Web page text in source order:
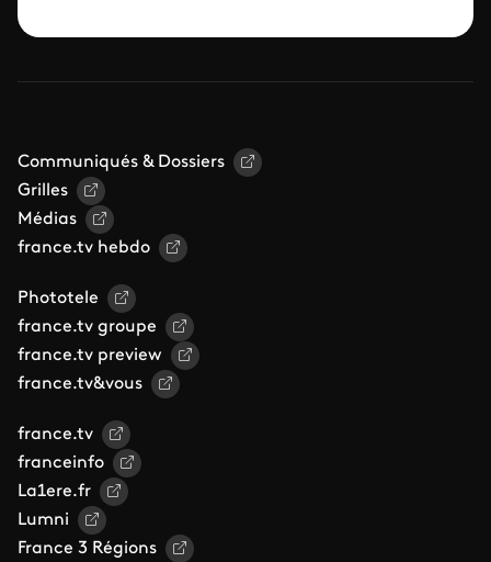
Communiqués & Dossiers
Grilles
Médias
france.tv hebdo
Phototele
france.tv groupe
france.tv preview
france.tv&vous
france.tv
franceinfo
La1ere.fr
Lumni
France 3 Régions